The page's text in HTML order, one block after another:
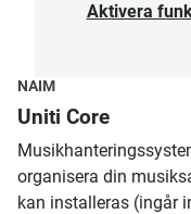
Aktivera
NAIM
Uniti Core
organisera din
kan installeras (ingår